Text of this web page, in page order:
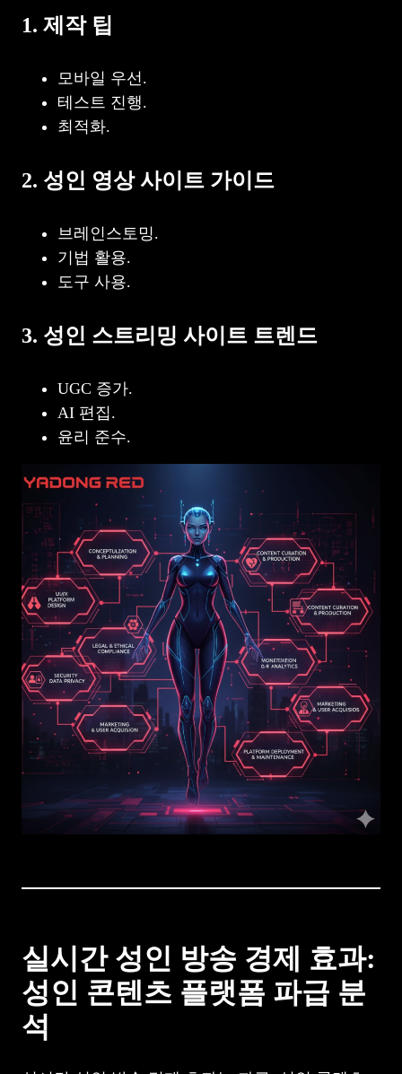
1. 제작 팁
모바일 우선.
테스트 진행.
최적화.
2. 성인 영상 사이트 가이드
브레인스토밍.
기법 활용.
도구 사용.
3. 성인 스트리밍 사이트 트렌드
UGC 증가.
AI 편집.
윤리 준수.
실시간 성인 방송 경제 효과:
성인 콘텐츠 플랫폼 파급 분
석